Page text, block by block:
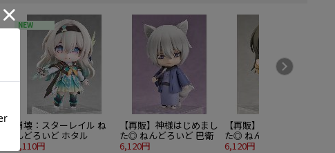
NEW
崩壊：スターレイル ね
んどろいど ホタル
7,110円
【再販】神様はじめまし
た◎ ねんどろいど 巴衛
6,120円
【再販】神様はじめまし
た◎ ねんどろいど 桃園
奈々生
6,120円